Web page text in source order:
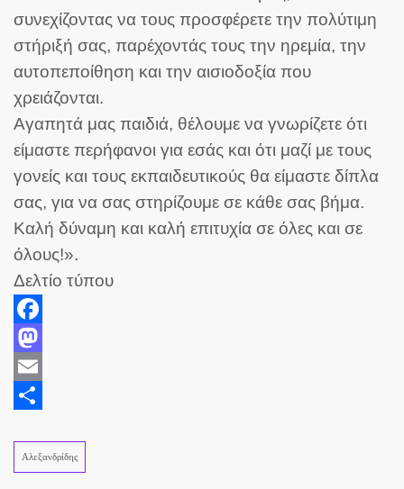
συνεχίζοντας να τους προσφέρετε την πολύτιμη
στήριξή σας, παρέχοντάς τους την ηρεμία, την
αυτοπεποίθηση και την αισιοδοξία που
χρειάζονται.
Αγαπητά μας παιδιά, θέλουμε να γνωρίζετε ότι
είμαστε περήφανοι για εσάς και ότι μαζί με τους
γονείς και τους εκπαιδευτικούς θα είμαστε δίπλα
σας, για να σας στηρίζουμε σε κάθε σας βήμα.
Καλή δύναμη και καλή επιτυχία σε όλες και σε
όλους!».
Δελτίο τύπου
Facebook
Mastodon
Email
Αλεξανδρίδης